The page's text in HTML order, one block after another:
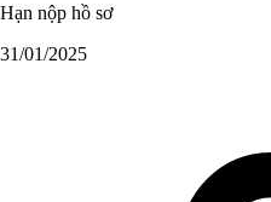
Hạn nộp hồ sơ
31/01/2025